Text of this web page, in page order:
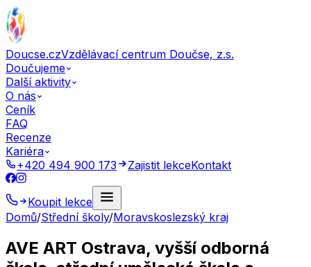
Doucse.czVzdělávací centrum Doučse, z.s.
Doučujeme
Další aktivity
O nás
Ceník
FAQ
Recenze
Kariéra
+420 494 900 173
Zajistit lekceKontakt
Koupit lekce
Domů/Střední školy/Moravskoslezský kraj
AVE ART Ostrava, vyšší odborná